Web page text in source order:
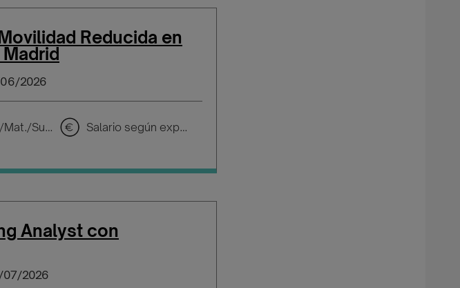
Reducida en
2026
Temporal/Mat./Sustitución/... Salario según experiencia
Analyst con
07/2026